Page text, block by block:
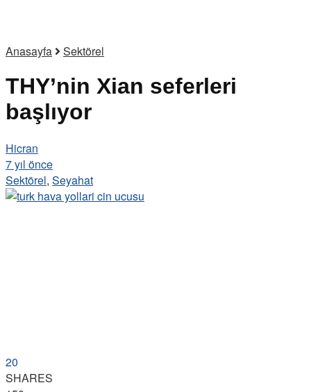
Anasayfa Sektörel
THY’nin Xian seferleri
başlıyor
Hicran
7 yıl önce
Sektörel, Seyahat
20
SHARES